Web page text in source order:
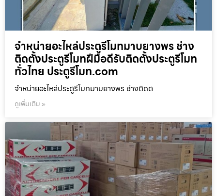
จำหน่ายอะไหล่ประตูรีโมทมาบยางพร ช่าง
ติดตั้งประตูรีโมทฝีมือดีรับติดตั้งประตูรีโมท
ทั่วไทย ประตูรีโมท.com
จำหน่ายอะไหล่ประตูรีโมทมาบยางพร ช่างติดต
ดูเพิ่มเติม »